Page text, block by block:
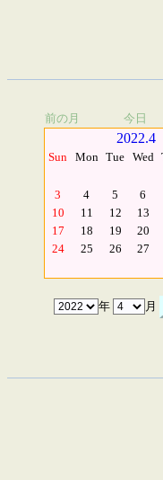
前の月 今日
2022.4
Sun Mon Tue Wed
3
4 5 6
10
11 12 13
17
18 19 20
24
25 26 27
年 月